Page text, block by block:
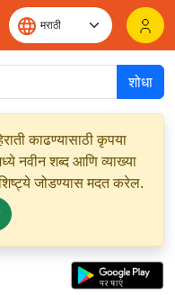
शोधा
काढण्यासाठी कृपया
नवीन शब्द आणि व्याख्या
जोडण्यास मदत करेल.